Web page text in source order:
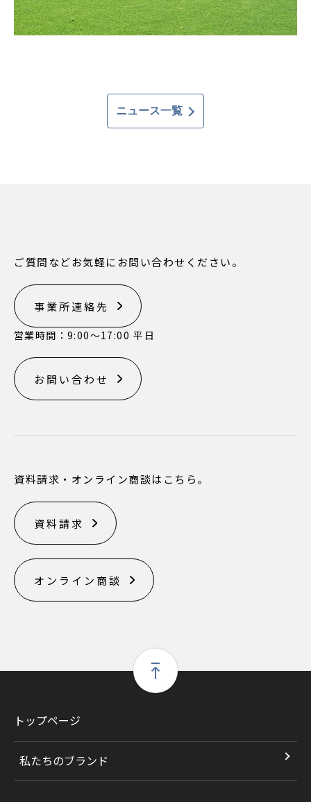
ニュース一覧
ご質問などお気軽にお問い合わせください。
事業所連絡先
営業時間：9:00〜17:00 平日
お問い合わせ
資料請求・オンライン商談はこちら。
資料請求
オンライン商談
トップページ
私たちのブランド